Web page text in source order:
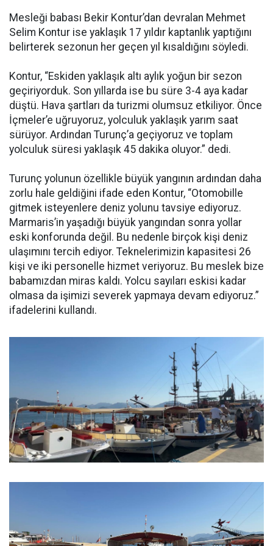
Mesleği babası Bekir Kontur’dan devralan Mehmet
Selim Kontur ise yaklaşık 17 yıldır kaptanlık yaptığını
belirterek sezonun her geçen yıl kısaldığını söyledi.
Kontur, “Eskiden yaklaşık altı aylık yoğun bir sezon
geçiriyorduk. Son yıllarda ise bu süre 3-4 aya kadar
düştü. Hava şartları da turizmi olumsuz etkiliyor. Önce
İçmeler’e uğruyoruz, yolculuk yaklaşık yarım saat
sürüyor. Ardından Turunç’a geçiyoruz ve toplam
yolculuk süresi yaklaşık 45 dakika oluyor.” dedi.
Turunç yolunun özellikle büyük yangının ardından daha
zorlu hale geldiğini ifade eden Kontur, “Otomobille
gitmek isteyenlere deniz yolunu tavsiye ediyoruz.
Marmaris’in yaşadığı büyük yangından sonra yollar
eski konforunda değil. Bu nedenle birçok kişi deniz
ulaşımını tercih ediyor. Teknelerimizin kapasitesi 26
kişi ve iki personelle hizmet veriyoruz. Bu meslek bize
babamızdan miras kaldı. Yolcu sayıları eskisi kadar
olmasa da işimizi severek yapmaya devam ediyoruz.”
ifadelerini kullandı.